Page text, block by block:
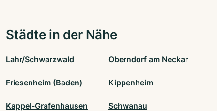
Städte in der Nähe
Lahr/Schwarzwald Oberndorf am Neckar
Friesenheim (Baden) Kippenheim
Kappel-Grafenhausen Schwanau